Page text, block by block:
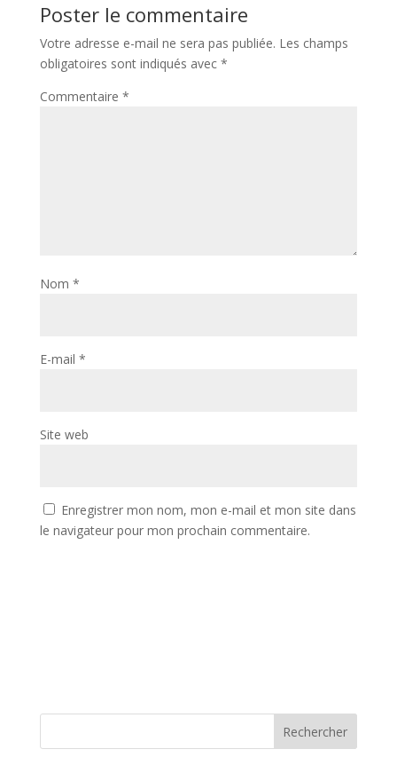
Poster le commentaire
Votre adresse e-mail ne sera pas publiée. Les champs
obligatoires sont indiqués avec *
Commentaire *
Nom *
E-mail *
Site web
Enregistrer mon nom, mon e-mail et mon site dans
le navigateur pour mon prochain commentaire.